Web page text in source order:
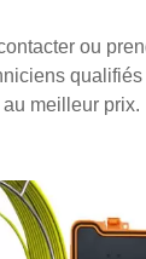
ou
meilleur prix.